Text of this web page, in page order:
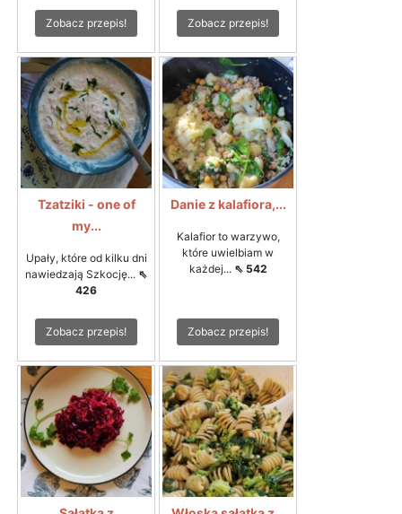
Zobacz przepis! Zobacz przepis!
Tzatziki - one of
my...
Upały, które od kilku dni
nawiedzają Szkocję... ⇖
426
Zobacz przepis!
Danie z kalafiora,...
Kalafior to warzywo,
które uwielbiam w
każdej... ⇖ 542
Zobacz przepis!